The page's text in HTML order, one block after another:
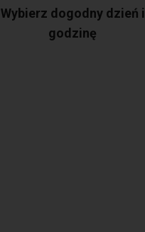
Wybierz dogodny dzień i
godzinę